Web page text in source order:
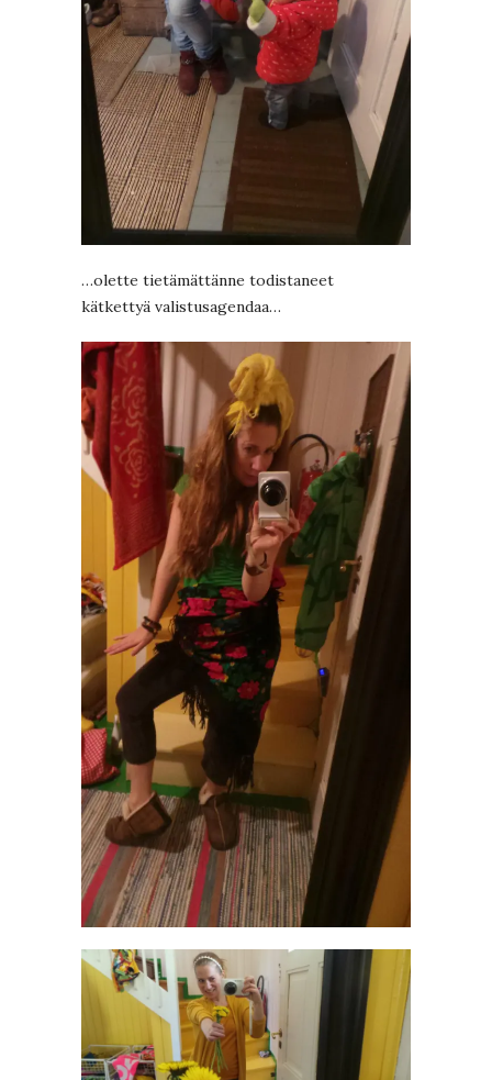
…olette tietämättänne todistaneet
kätkettyä valistusagendaa…